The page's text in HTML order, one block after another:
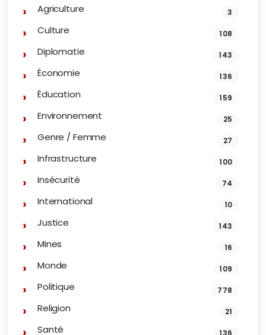
Agriculture 3
Culture 108
Diplomatie 143
Économie 136
Éducation 159
Environnement 25
Genre / Femme 27
Infrastructure 100
Insécurité 74
International 10
Justice 143
Mines 16
Monde 109
Politique 778
Religion 21
Santé 136